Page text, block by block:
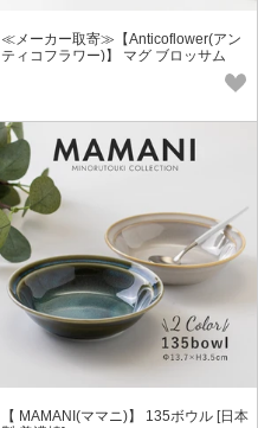
≪メーカー取寄≫【Anticoflower(アン
ティコフラワー)】 マグ ブロッサム
【 MAMANI(ママニ)】 135ボウル [日本